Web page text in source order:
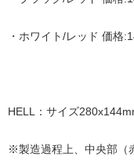
・ホワイト/レッド 価格
HELL：サイズ
※製造過程上、中央部（